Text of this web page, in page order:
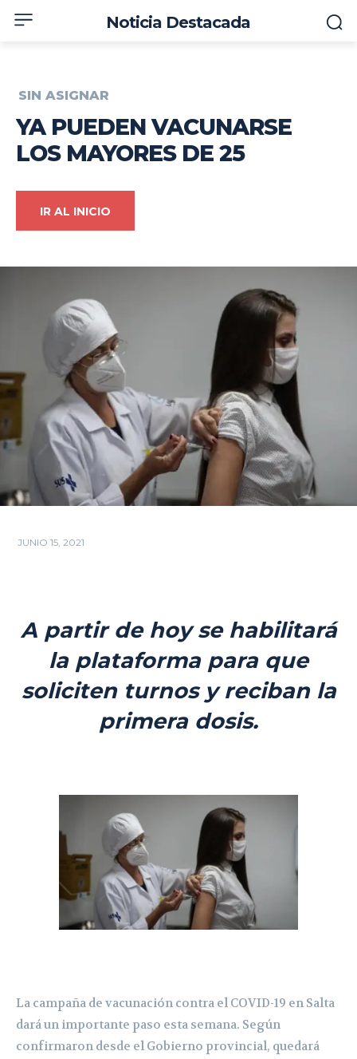
Noticia Destacada
SIN ASIGNAR
YA PUEDEN VACUNARSE
LOS MAYORES DE 25
IR AL INICIO
JUNIO 15, 2021
A partir de hoy se habilitará
la plataforma para que
soliciten turnos y reciban la
primera dosis.
La campaña de vacunación contra el COVID-19 en Salta
dará un importante paso esta semana. Según
confirmaron desde el Gobierno provincial, quedará